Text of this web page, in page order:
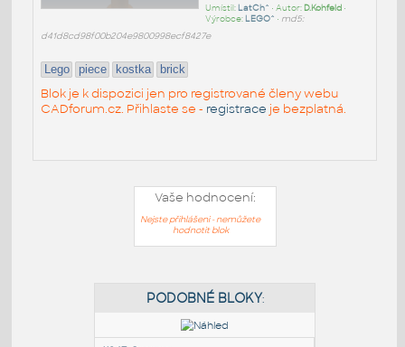
Umístil: LatCh^ • Autor: D.Kohfeld•
Výrobce: LEGO^ • md5:
d41d8cd98f00b204e9800998ecf8427e
Lego piece kostka brick
Blok je k dispozici jen pro registrované členy webu
CADforum.cz. Přihlaste se - registrace je bezplatná.
Vaše hodnocení:
Nejste přihlášeni - nemůžete
hodnotit blok